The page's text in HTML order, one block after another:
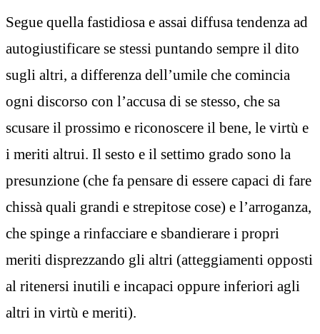
Segue quella fastidiosa e assai diffusa tendenza ad
autogiustificare se stessi puntando sempre il dito
sugli altri, a differenza dell’umile che comincia
ogni discorso con l’accusa di se stesso, che sa
scusare il prossimo e riconoscere il bene, le virtù e
i meriti altrui. Il sesto e il settimo grado sono la
presunzione (che fa pensare di essere capaci di fare
chissà quali grandi e strepitose cose) e l’arroganza,
che spinge a rinfacciare e sbandierare i propri
meriti disprezzando gli altri (atteggiamenti opposti
al ritenersi inutili e incapaci oppure inferiori agli
altri in virtù e meriti).